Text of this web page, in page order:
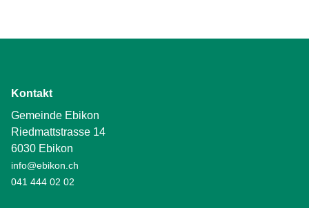
Kontakt
Gemeinde Ebikon
Riedmattstrasse 14
6030 Ebikon
info@ebikon.ch
041 444 02 02